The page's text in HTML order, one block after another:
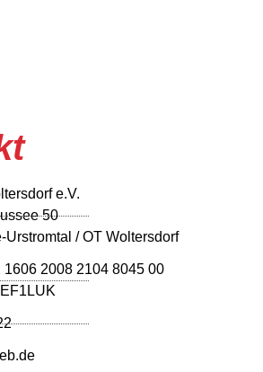
e.V.
50
Urstromtal / OT Woltersdorf
1606 2008 2104 8045 00